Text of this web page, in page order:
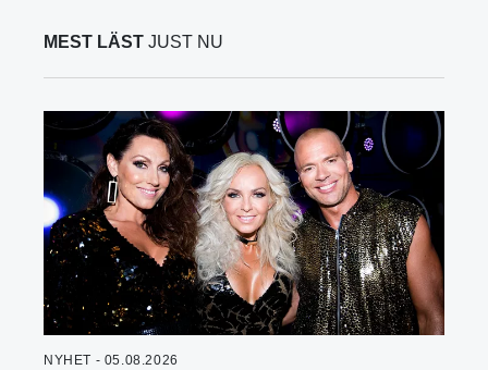
MEST LÄST JUST NU
NYHET - 05.08.2026